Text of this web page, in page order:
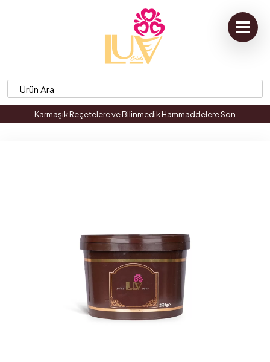
Karmaşık Reçetelere ve Bilinmedik Hammaddelere Son